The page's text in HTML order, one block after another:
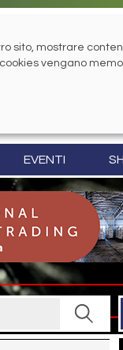
EVENTI
sito, mostrare
vengano